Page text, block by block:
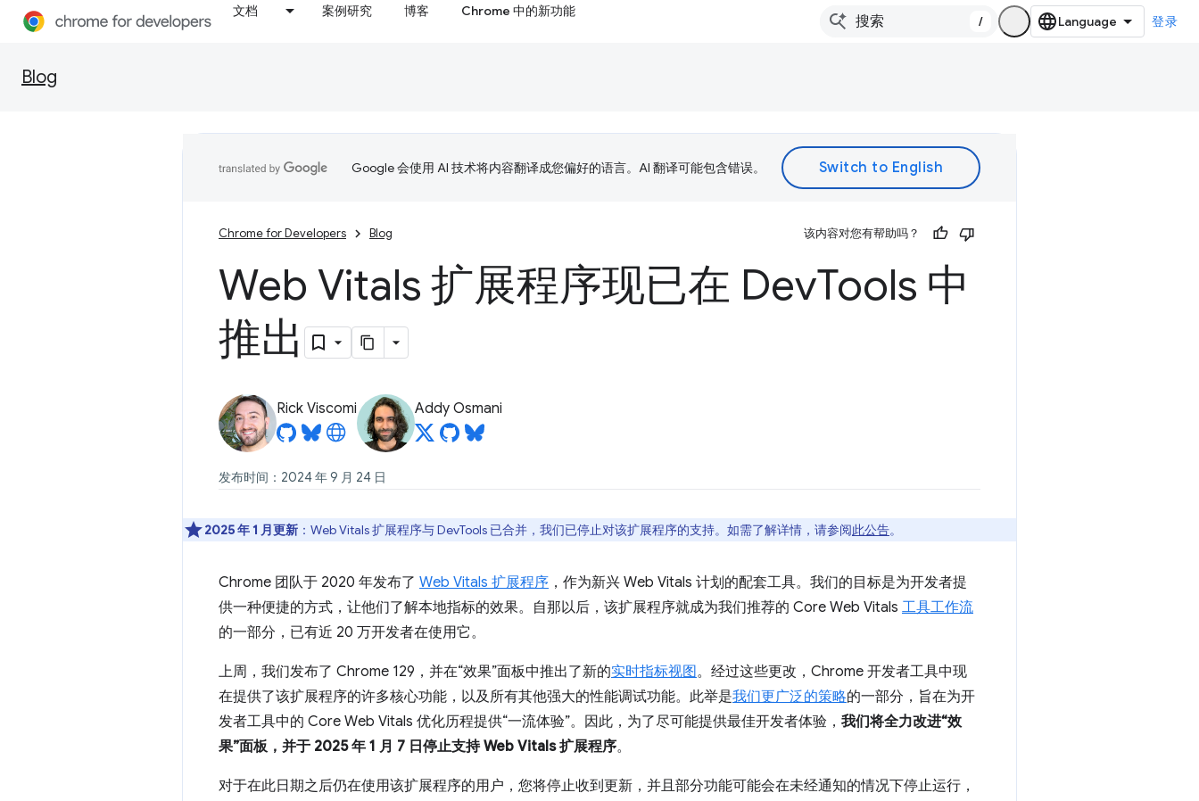
文档 案例研究 博客 Chrome 中的新功能
/ 登录
Blog
Google 会使用 AI 技术将内容翻译成您偏好的语言。AI 翻译可能包含错误。
Chrome for Developers Blog 该内容对您有帮助吗？
Web Vitals 扩展程序现已在 DevTools 中
推出
Rick Viscomi Addy Osmani
发布时间：2024 年 9 月 24 日
2025 年 1 月更新 ：Web Vitals 扩展程序与 DevTools 已合并，我们已停止对该扩展程序的支持。如需了解详情，请参阅此公告。
Chrome 团队于 2020 年发布了 Web Vitals 扩展程序 ，作为新兴 Web Vitals 计划的配套工具。我们的目标是为开发者提
供一种便捷的方式，让他们了解本地指标的效果。自那以后，该扩展程序就成为我们推荐的 Core Web Vitals 工具工作流
的一部分，已有近 20 万开发者在使用它。
上周，我们发布了 Chrome 129，并在“效果”面板中推出了新的实时指标视图。经过这些更改，Chrome 开发者工具中现
在提供了该扩展程序的许多核心功能，以及所有其他强大的性能调试功能。此举是我们更广泛的策略的一部分，旨在为开
发者工具中的 Core Web Vitals 优化历程提供“一流体验”。因此，为了尽可能提供最佳开发者体验， 我们将全力改进“效
果”面板，并于 2025 年 1 月 7 日停止支持 Web Vitals 扩展程序。
对于在此日期之后仍在使用该扩展程序的用户，您将停止收到更新，并且部分功能可能会在未经通知的情况下停止运行，